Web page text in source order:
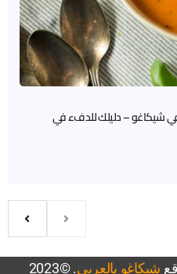
شيكاغو – دليلك للدفء في
شيكاغو بالعربي. ©2023